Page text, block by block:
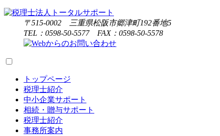
〒515-0002 三重県松阪市郷津町192番地5
TEL：0598-50-5577 FAX：0598-50-5578
トップページ
税理士紹介
中小企業サポート
相続・贈与サポート
税理士紹介
事務所案内